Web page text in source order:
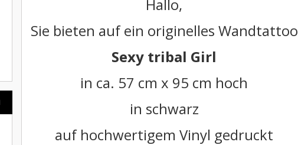
Hallo,
Sie bieten auf ein originelles Wandtattoo
Sexy tribal Girl
in ca. 57 cm x 95 cm hoch
in schwarz
auf hochwertigem Vinyl gedruckt